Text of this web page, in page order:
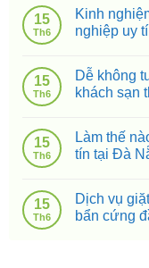
15
Th6
Kinh
nghiệp uy
15
Th6
Dễ không
khách sạn
15
Th6
Làm thế
tín tại Đà
15
Th6
Dịch vụ
bẩn cứng